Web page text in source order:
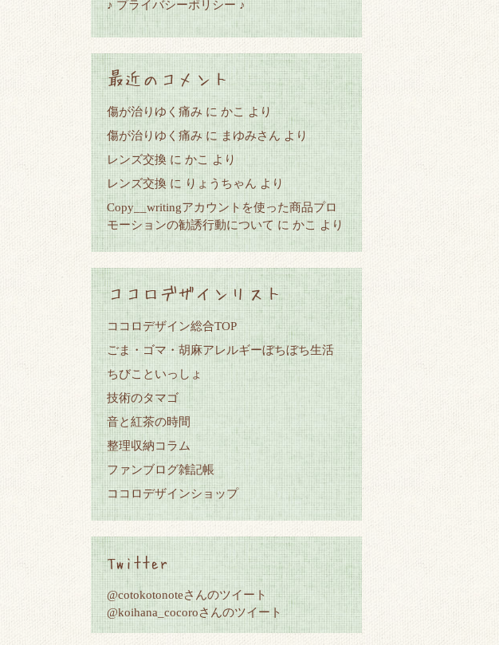
♪ プライバシーポリシー ♪
最近のコメント
傷が治りゆく痛み に かこ
より
傷が治りゆく痛みにまゆみさんより
レンズ交換 に かこ
より
レンズ交換 に りょうちゃん より
Copy__writingアカウントを使った商品プロ
モーションの勧誘行動について に かこ より
ココロデザインリスト
ココロデザイン総合TOP
ごま・ゴマ・胡麻アレルギーぼちぼち生活
ちびこといっしょ
技術のタマゴ
音と紅茶の時間
整理収納コラム
ファンブログ雑記帳
ココロデザインショップ
Twitter
@cotokotonoteさんのツイート
@koihana_cocoroさんのツイート